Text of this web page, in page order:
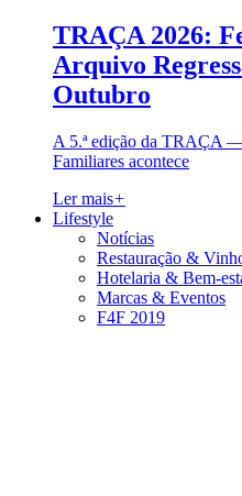
TRAÇA 2026:
Arquivo
Outubro
A 5.ª edição da TRAÇA
Familiares acontece
Ler mais+
Lifestyle
Notícias
Restauração &
Hotelaria & Bem-
Marcas & Eventos
F4F 2019